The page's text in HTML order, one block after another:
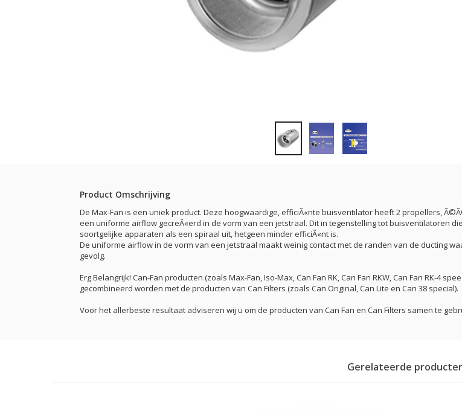
Product Omschrijving
De Max-Fan is een uniek product. Deze hoogwaardige, efficiÃ«nte buisventilator heeft 2 propellers,
een uniforme airflow gecreÃ«erd in de vorm van een jetstraal. Dit in tegenstelling tot buisventilatoren
soortgelijke apparaten als een spiraal uit, hetgeen minder efficiÃ«nt is.
De uniforme airflow in de vorm van een jetstraal maakt weinig contact met de randen van de ducting
gevolg.
Erg Belangrijk! Can-Fan producten (zoals Max-Fan, Iso-Max, Can Fan RK, Can Fan RKW, Can Fan RK-4
gecombineerd worden met de producten van Can Filters (zoals Can Original, Can Lite en Can 38 special).
Voor het allerbeste resultaat adviseren wij u om de producten van Can Fan en Can Filters samen te
Gerelateerde